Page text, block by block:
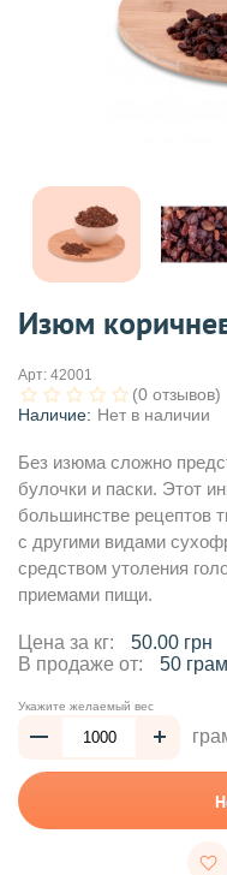
Изюм
Арт: 42001
(0 отзывов)
Наличие: Нет в наличии
Без изюма сложно
булочки и паски. Этот
большинстве рецептов
с другими видами
средством утоления
приемами пищи.
Цена за кг:
50.00 грн
В продаже от:
50
Укажите желаемый вес